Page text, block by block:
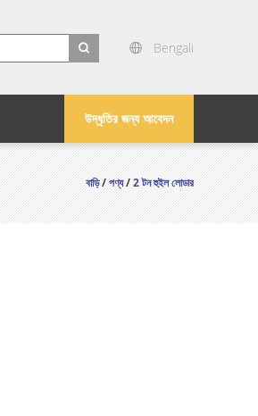
Bengali
উদ্ধৃতির জন্য আবেদন
বাড়ি/পণ্য/2 টন হুইল লোডার